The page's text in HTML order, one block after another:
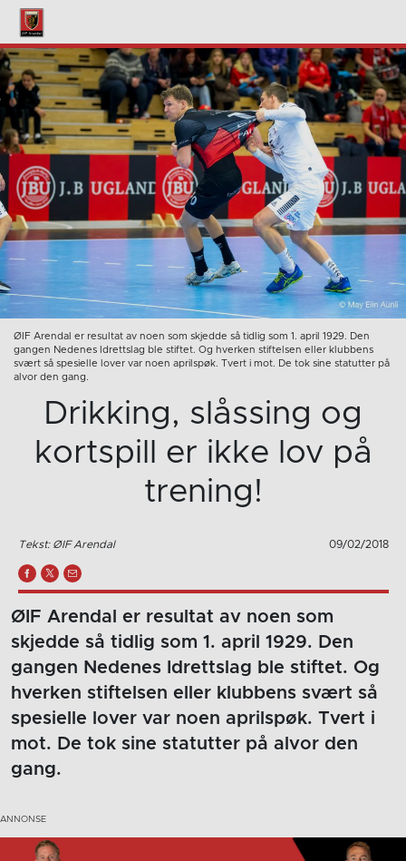
ØIF Arendal er resultat av noen som skjedde så tidlig som 1. april 1929. Den
gangen Nedenes Idrettslag ble stiftet. Og hverken stiftelsen eller klubbens
svært så spesielle lover var noen aprilspøk. Tvert i mot. De tok sine statutter på
alvor den gang.
Drikking, slåssing og
kortspill er ikke lov på
trening!
Tekst: ØIF Arendal 09/02/2018
ØIF Arendal er resultat av noen som
skjedde så tidlig som 1. april 1929. Den
gangen Nedenes Idrettslag ble stiftet. Og
hverken stiftelsen eller klubbens svært så
spesielle lover var noen aprilspøk. Tvert i
mot. De tok sine statutter på alvor den
gang.